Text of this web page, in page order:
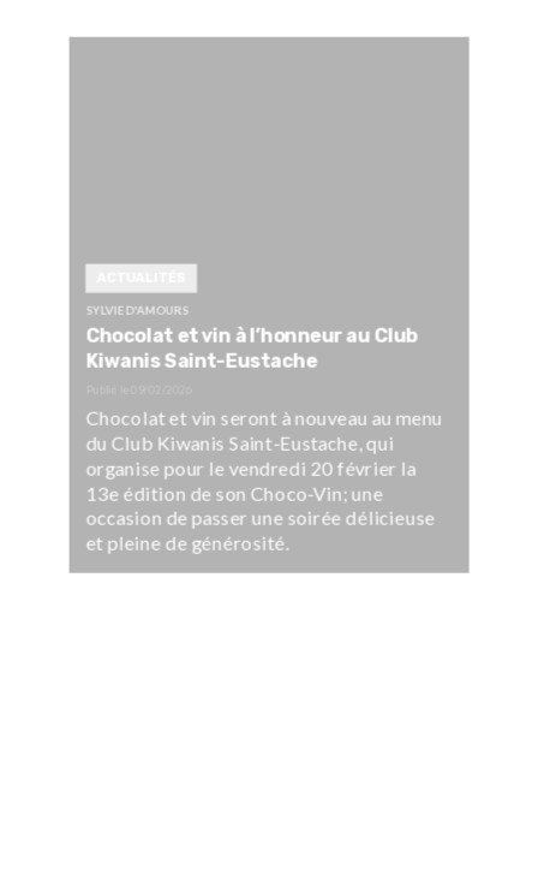
SYLVIE D'AMOURS
Chocolat et vin à l’honneur au Club
Kiwanis Saint-Eustache
Chocolat et vin seront à nouveau au menu
du Club Kiwanis Saint-Eustache, qui
organise pour le vendredi 20 février la
13e édition de son Choco-Vin; une
occasion de passer une soirée délicieuse
et pleine de générosité.